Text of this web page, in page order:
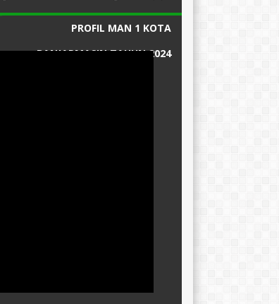
PROFIL MAN 1 KOTA
BANJARMASIN TAHUN 2024